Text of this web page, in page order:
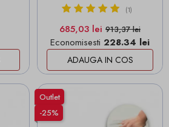
(1)
Pret
685,03 lei Pret de baza
913,37 lei
Economisesti 228.34 lei
ADAUGA IN COS
Outlet
-25%